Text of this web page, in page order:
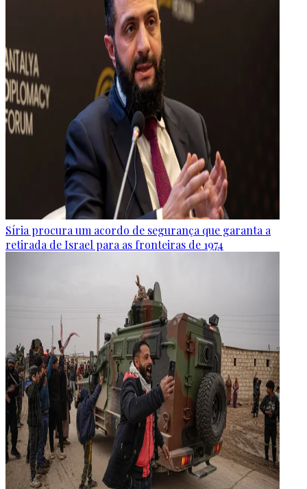
Síria procura um acordo de segurança que garanta a
retirada de Israel para as fronteiras de 1974